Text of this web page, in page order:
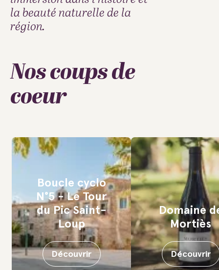
la beauté naturelle de la
région.
Nos coups de
coeur
Boucle cyclo
N°5 - Le Tour
du Pic Saint-
Loup
Découvrir
Domaine
Mortiès
Découvrir